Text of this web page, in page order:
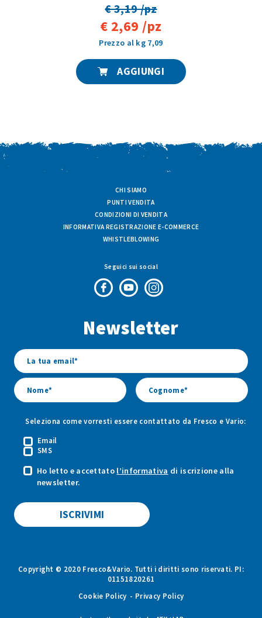
€ 3,19 /pz
€ 2,69 /pz
Prezzo al kg 7,09
AGGIUNGI
CHI SIAMO
PUNTI VENDITA
CONDIZIONI DI VENDITA
INFORMATIVA REGISTRAZIONE E-COMMERCE
WHISTLEBLOWING
Seguici sui social
di
di
di
Newsletter
Seleziona come vorresti essere contattato da Fresco e Vario:
Email
SMS
Ho letto e accettato l’informativa di iscrizione alla
newsletter.
Copyright © 2020 Fresco&Vario. Tutti i diritti sono riservati. PI:
01151820261
Cookie Policy
Privacy Policy